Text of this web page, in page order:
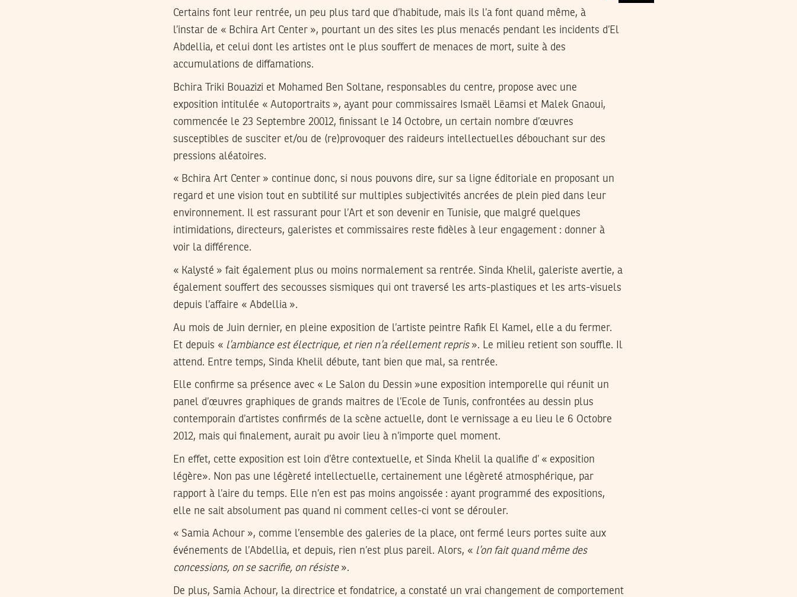
Certains font leur rentrée, un peu plus tard que d’habitude, mais ils l’a font quand même, à
l’instar de « Bchira Art Center », pourtant un des sites les plus menacés pendant les incidents d’El
Abdellia, et celui dont les artistes ont le plus souffert de menaces de mort, suite à des
accumulations de diffamations.
Bchira Triki Bouazizi et Mohamed Ben Soltane, responsables du centre, propose avec une
exposition intitulée « Autoportraits », ayant pour commissaires Ismaël Lëamsi et Malek Gnaoui,
commencée le 23 Septembre 20012, finissant le 14 Octobre, un certain nombre d’œuvres
susceptibles de susciter et/ou de (re)provoquer des raideurs intellectuelles débouchant sur des
pressions aléatoires.
« Bchira Art Center » continue donc, si nous pouvons dire, sur sa ligne éditoriale en proposant un
regard et une vision tout en subtilité sur multiples subjectivités ancrées de plein pied dans leur
environnement. Il est rassurant pour l’Art et son devenir en Tunisie, que malgré quelques
intimidations, directeurs, galeristes et commissaires reste fidèles à leur engagement : donner à
voir la différence.
« Kalysté » fait également plus ou moins normalement sa rentrée. Sinda Khelil, galeriste avertie, a
également souffert des secousses sismiques qui ont traversé les arts-plastiques et les arts-visuels
depuis l’affaire « Abdellia ».
Au mois de Juin dernier, en pleine exposition de l’artiste peintre Rafik El Kamel, elle a du fermer.
Et depuis « l’ambiance est électrique, et rien n’a réellement repris». Le milieu retient son souffle. Il
attend. Entre temps, Sinda Khelil débute, tant bien que mal, sa rentrée.
Elle confirme sa présence avec « Le Salon du Dessin »une exposition intemporelle qui réunit un
panel d’œuvres graphiques de grands maitres de l’Ecole de Tunis, confrontées au dessin plus
contemporain d’artistes confirmés de la scène actuelle, dont le vernissage a eu lieu le 6 Octobre
2012, mais qui finalement, aurait pu avoir lieu à n’importe quel moment.
En effet, cette exposition est loin d’être contextuelle, et Sinda Khelil la qualifie d’ « exposition
légère». Non pas une légèreté intellectuelle, certainement une légèreté atmosphérique, par
rapport à l’aire du temps. Elle n’en est pas moins angoissée : ayant programmé des expositions,
elle ne sait absolument pas quand ni comment celles-ci vont se dérouler.
« Samia Achour », comme l’ensemble des galeries de la place, ont fermé leurs portes suite aux
événements de l’Abdellia, et depuis, rien n’est plus pareil. Alors, « l’on fait quand même des
concessions, on se sacrifie, on résiste».
De plus, Samia Achour, la directrice et fondatrice, a constaté un vrai changement de comportement